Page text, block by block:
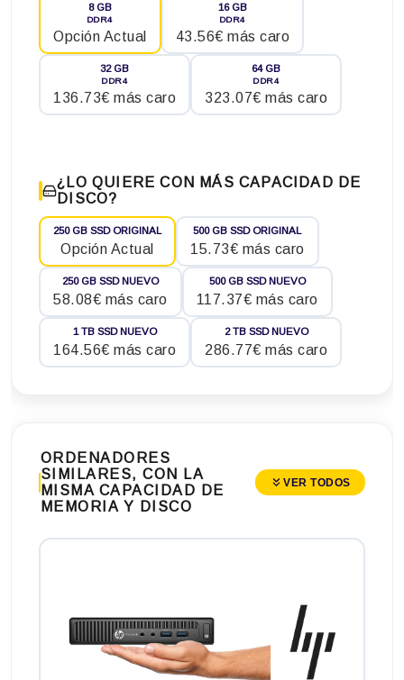
8 GB
DDR4
Opción Actual
16 GB
DDR4
43.56€ más caro
32 GB
DDR4
136.73€ más caro
64 GB
DDR4
323.07€ más caro
¿LO QUIERE CON MÁS CAPACIDAD DE
DISCO?
250 GB SSD ORIGINAL
Opción Actual
500 GB SSD ORIGINAL
15.73€ más caro
250 GB SSD NUEVO
58.08€ más caro
500 GB SSD NUEVO
117.37€ más caro
1 TB SSD NUEVO
164.56€ más caro
2 TB SSD NUEVO
286.77€ más caro
ORDENADORES
SIMILARES, CON LA
MISMA CAPACIDAD DE
MEMORIA Y DISCO
VER TODOS